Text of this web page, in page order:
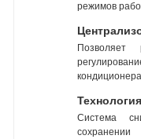
режимов
Позволяет
Система